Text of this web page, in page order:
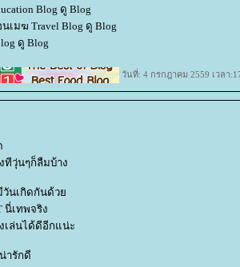
Blog ดู Blog
เมฆ Travel Blog ดู Blog
ดู Blog
วันที่: 4 กรกฎาคม 2559 เวลา
ทีวุ่นๆก็ลืมบ้าง
วันเกิดกันด้ว
เทพจริง
ล่นได้ดีอีกแน่ะ
ารักดี